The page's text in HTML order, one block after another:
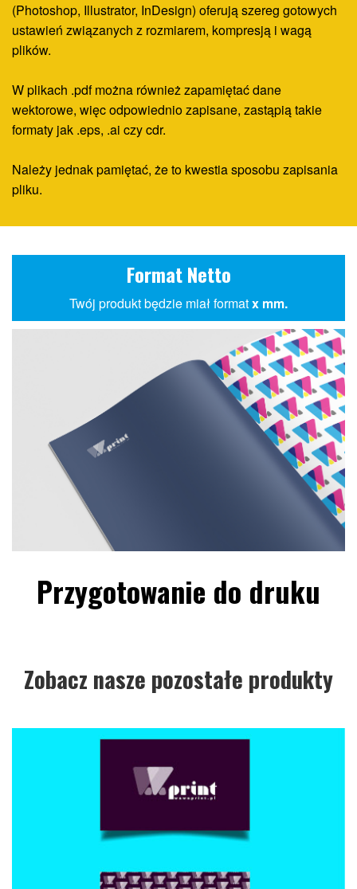
(Photoshop, Illustrator, InDesign) oferują szereg gotowych
ustawień związanych z rozmiarem, kompresją i wagą
plików.
W plikach .pdf można również zapamiętać dane
wektorowe, więc odpowiednio zapisane, zastąpią takie
formaty jak .eps, .ai czy cdr.
Należy jednak pamiętać, że to kwestia sposobu zapisania
pliku.
Format Netto
Twój produkt będzie miał formatx mm.
Przygotowanie do druku
Zobacz nasze pozostałe produkty